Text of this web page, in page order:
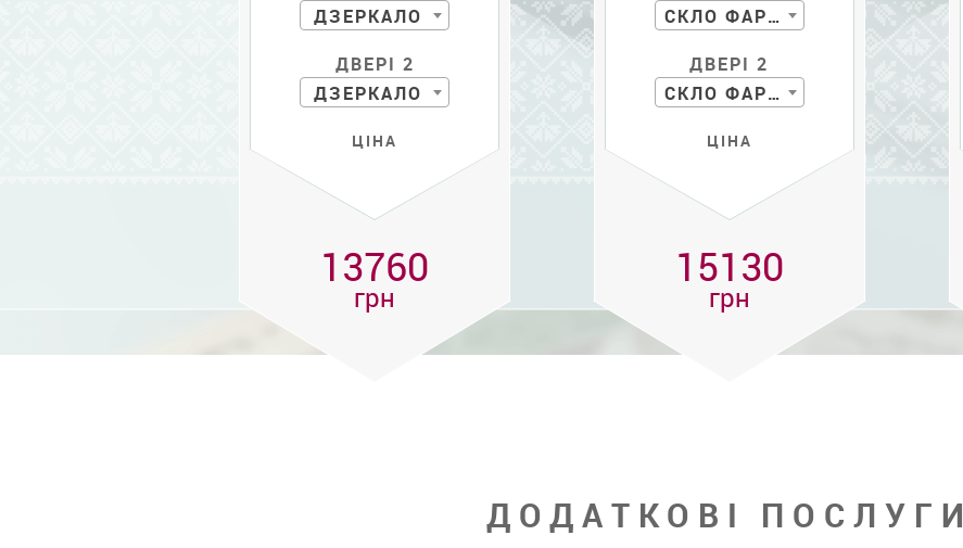
ДЗЕРКАЛО
ДВЕРІ 2
ДЗЕРКАЛО
ЦІНА
13760
грн
СКЛО ФАРБОВАНЕ
ДВЕРІ 2
СКЛО ФАРБ. С РИС.
ЦІНА
15130
грн
ДОДАТКОВІ ПОСЛУГИ